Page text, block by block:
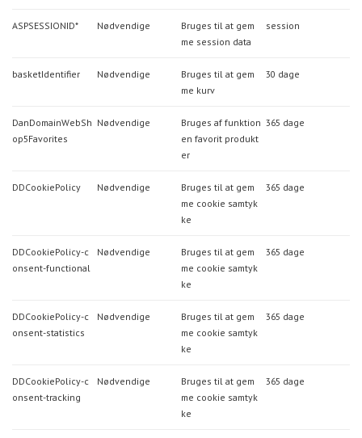
ASPSESSIONID*
basketIdentifier
DanDomainWebSh
op5Favorites
DDCookiePolicy
DDCookiePolicy-c
onsent-functional
DDCookiePolicy-c
onsent-statistics
DDCookiePolicy-c
onsent-tracking
Nødvendige
Nødvendige
Nødvendige
Nødvendige
Nødvendige
Nødvendige
Nødvendige
Bruges til at gem
me session data
Bruges til at gem
me kurv
Bruges af funktion
en favorit produkt
er
Bruges til at gem
me cookie samtyk
ke
Bruges til at gem
me cookie samtyk
ke
Bruges til at gem
me cookie samtyk
ke
Bruges til at gem
me cookie samtyk
ke
session
30 dage
365 dage
365 dage
365 dage
365 dage
365 dage